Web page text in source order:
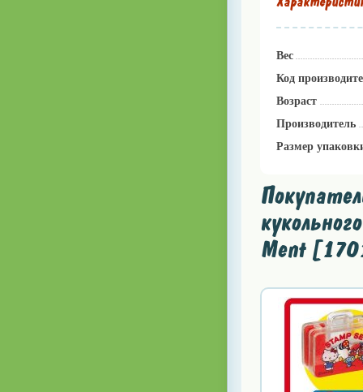
Вес
Код
Возраст
Производитель
Размер
Ment